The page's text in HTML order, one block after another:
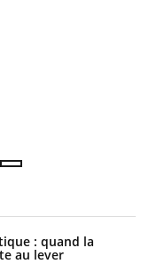
: quand la
au lever